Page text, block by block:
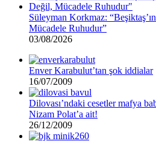
Süleyman Korkmaz:
Mücadele Ruhudur”
03/08/2026
Enver Karabulut’tan şok iddialar
16/07/2009
Dilovası’ndaki cesetler mafya
Nizam Polat’a ait!
26/12/2009